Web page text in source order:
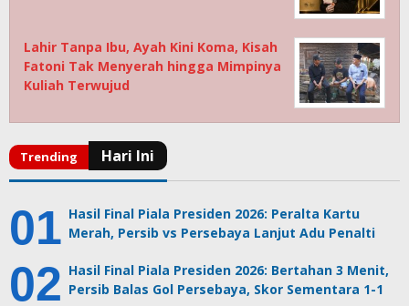
Lahir Tanpa Ibu, Ayah Kini Koma, Kisah
Fatoni Tak Menyerah hingga Mimpinya
Kuliah Terwujud
Hasil Final Piala Presiden 2026: Peralta Kartu
Merah, Persib vs Persebaya Lanjut Adu Penalti
Hasil Final Piala Presiden 2026: Bertahan 3 Menit,
Persib Balas Gol Persebaya, Skor Sementara 1-1